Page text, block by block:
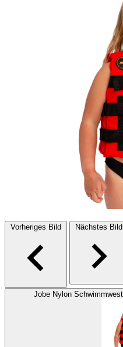
Vorheriges Bild Nächstes Bild